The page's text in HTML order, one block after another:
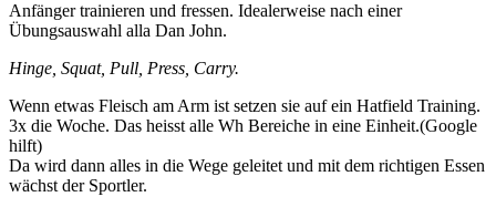
Anfänger trainieren und fressen. Idealerweise nach einer
Übungsauswahl alla Dan John.
Hinge, Squat, Pull, Press, Carry.
Wenn etwas Fleisch am Arm ist setzen sie auf ein Hatfield Training.
3x die Woche. Das heisst alle Wh Bereiche in eine Einheit.(Google
hilft)
Da wird dann alles in die Wege geleitet und mit dem richtigen Essen
wächst der Sportler.